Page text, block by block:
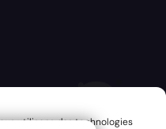
utilisons des technologies